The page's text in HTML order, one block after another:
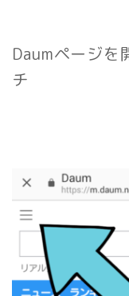
Daumページ
チ